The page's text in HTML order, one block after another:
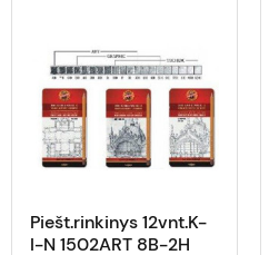
Piešt.rinkinys 12vnt.K-
I-N 1502ART 8B-2H